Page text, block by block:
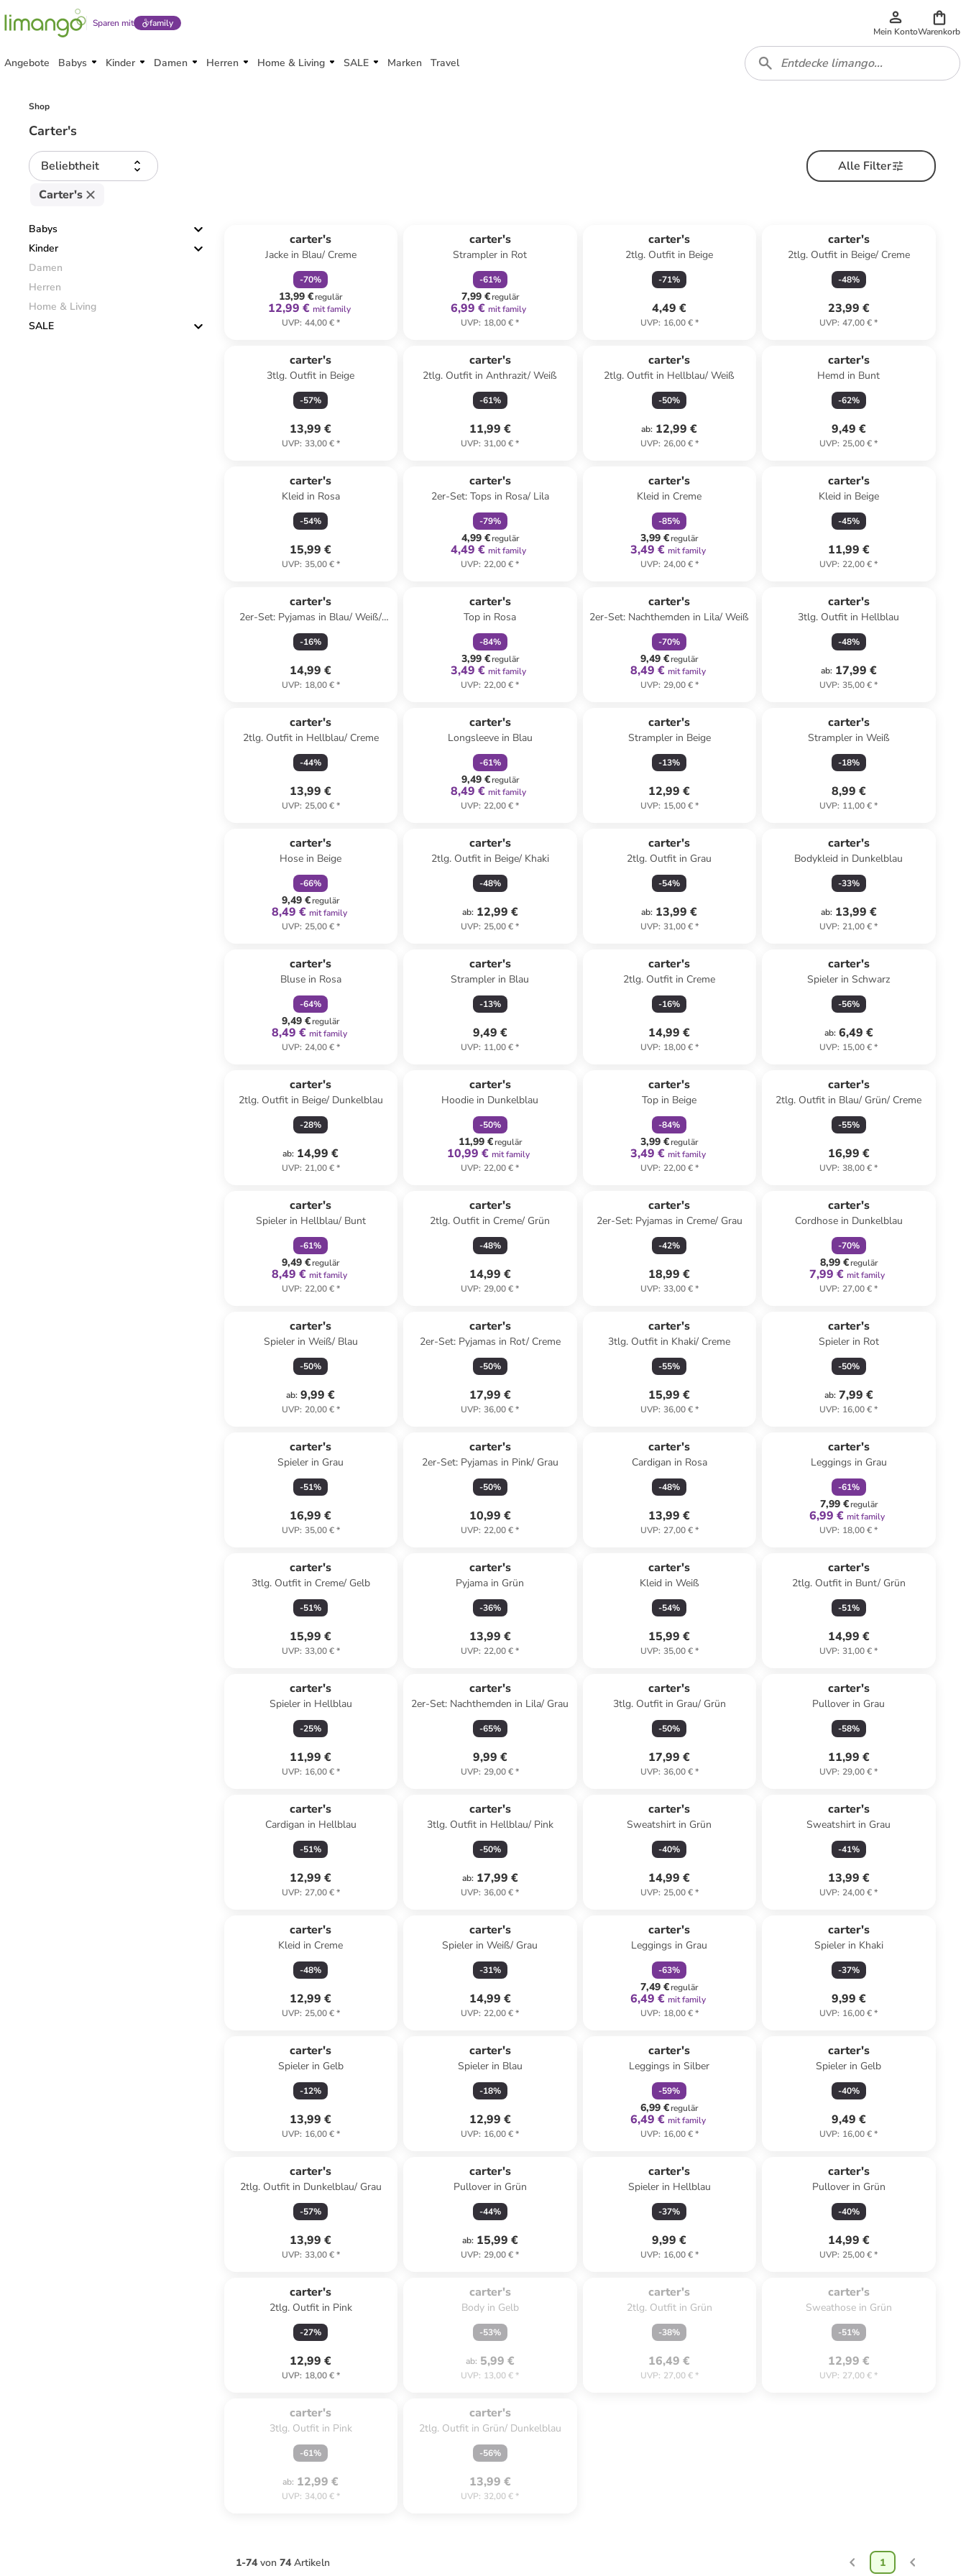
Sparen mit family
Mein KontoWarenkorb
Angebote Babys Kinder Damen Herren Home & Living SALE Marken Travel
Shop
Carter's
Beliebtheit
Alle Filter
Carter's
Babys
Kinder
Damen
Herren
Home & Living
SALE
carter's
Jacke in Blau/ Creme
-70%
13,99 €regulär
12,99 € mit family
UVP: 44,00 €*
carter's
Strampler in Rot
-61%
7,99 €regulär
6,99 € mit family
UVP: 18,00 €*
carter's
2tlg. Outfit in Beige
-71%
4,49 €
UVP: 16,00 €*
carter's
2tlg. Outfit in Beige/ Creme
-48%
23,99 €
UVP: 47,00 €*
carter's
3tlg. Outfit in Beige
-57%
13,99 €
UVP: 33,00 €*
carter's
2tlg. Outfit in Anthrazit/ Weiß
-61%
11,99 €
UVP: 31,00 €*
carter's
2tlg. Outfit in Hellblau/ Weiß
-50%
ab: 12,99 €
UVP: 26,00 €*
carter's
Hemd in Bunt
-62%
9,49 €
UVP: 25,00 €*
carter's
Kleid in Rosa
-54%
15,99 €
UVP: 35,00 €*
carter's
2er-Set: Tops in Rosa/ Lila
-79%
4,99 €regulär
4,49 € mit family
UVP: 22,00 €*
carter's
Kleid in Creme
-85%
3,99 €regulär
3,49 € mit family
UVP: 24,00 €*
carter's
Kleid in Beige
-45%
11,99 €
UVP: 22,00 €*
carter's
2er-Set: Pyjamas in Blau/ Weiß/
Bunt
-16%
14,99 €
UVP: 18,00 €*
carter's
Top in Rosa
-84%
3,99 €regulär
3,49 € mit family
UVP: 22,00 €*
carter's
2er-Set: Nachthemden in Lila/ Weiß
-70%
9,49 €regulär
8,49 € mit family
UVP: 29,00 €*
carter's
3tlg. Outfit in Hellblau
-48%
ab: 17,99 €
UVP: 35,00 €*
carter's
2tlg. Outfit in Hellblau/ Creme
-44%
13,99 €
UVP: 25,00 €*
carter's
Longsleeve in Blau
-61%
9,49 €regulär
8,49 € mit family
UVP: 22,00 €*
carter's
Strampler in Beige
-13%
12,99 €
UVP: 15,00 €*
carter's
Strampler in Weiß
-18%
8,99 €
UVP: 11,00 €*
carter's
Hose in Beige
-66%
9,49 €regulär
8,49 € mit family
UVP: 25,00 €*
carter's
2tlg. Outfit in Beige/ Khaki
-48%
ab: 12,99 €
UVP: 25,00 €*
carter's
2tlg. Outfit in Grau
-54%
ab: 13,99 €
UVP: 31,00 €*
carter's
Bodykleid in Dunkelblau
-33%
ab: 13,99 €
UVP: 21,00 €*
carter's
Bluse in Rosa
-64%
9,49 €regulär
8,49 € mit family
UVP: 24,00 €*
carter's
Strampler in Blau
-13%
9,49 €
UVP: 11,00 €*
carter's
2tlg. Outfit in Creme
-16%
14,99 €
UVP: 18,00 €*
carter's
Spieler in Schwarz
-56%
ab: 6,49 €
UVP: 15,00 €*
carter's
2tlg. Outfit in Beige/ Dunkelblau
-28%
ab: 14,99 €
UVP: 21,00 €*
carter's
Hoodie in Dunkelblau
-50%
11,99 €regulär
10,99 € mit family
UVP: 22,00 €*
carter's
Top in Beige
-84%
3,99 €regulär
3,49 € mit family
UVP: 22,00 €*
carter's
2tlg. Outfit in Blau/ Grün/ Creme
-55%
16,99 €
UVP: 38,00 €*
carter's
Spieler in Hellblau/ Bunt
-61%
9,49 €regulär
8,49 € mit family
UVP: 22,00 €*
carter's
2tlg. Outfit in Creme/ Grün
-48%
14,99 €
UVP: 29,00 €*
carter's
2er-Set: Pyjamas in Creme/ Grau
-42%
18,99 €
UVP: 33,00 €*
carter's
Cordhose in Dunkelblau
-70%
8,99 €regulär
7,99 € mit family
UVP: 27,00 €*
carter's
Spieler in Weiß/ Blau
-50%
ab: 9,99 €
UVP: 20,00 €*
carter's
2er-Set: Pyjamas in Rot/ Creme
-50%
17,99 €
UVP: 36,00 €*
carter's
3tlg. Outfit in Khaki/ Creme
-55%
15,99 €
UVP: 36,00 €*
carter's
Spieler in Rot
-50%
ab: 7,99 €
UVP: 16,00 €*
carter's
Spieler in Grau
-51%
16,99 €
UVP: 35,00 €*
carter's
2er-Set: Pyjamas in Pink/ Grau
-50%
10,99 €
UVP: 22,00 €*
carter's
Cardigan in Rosa
-48%
13,99 €
UVP: 27,00 €*
carter's
Leggings in Grau
-61%
7,99 €regulär
6,99 € mit family
UVP: 18,00 €*
carter's
3tlg. Outfit in Creme/ Gelb
-51%
15,99 €
UVP: 33,00 €*
carter's
Pyjama in Grün
-36%
13,99 €
UVP: 22,00 €*
carter's
Kleid in Weiß
-54%
15,99 €
UVP: 35,00 €*
carter's
2tlg. Outfit in Bunt/ Grün
-51%
14,99 €
UVP: 31,00 €*
carter's
Spieler in Hellblau
-25%
11,99 €
UVP: 16,00 €*
carter's
2er-Set: Nachthemden in Lila/ Grau
-65%
9,99 €
UVP: 29,00 €*
carter's
3tlg. Outfit in Grau/ Grün
-50%
17,99 €
UVP: 36,00 €*
carter's
Pullover in Grau
-58%
11,99 €
UVP: 29,00 €*
carter's
Cardigan in Hellblau
-51%
12,99 €
UVP: 27,00 €*
carter's
3tlg. Outfit in Hellblau/ Pink
-50%
ab: 17,99 €
UVP: 36,00 €*
carter's
Sweatshirt in Grün
-40%
14,99 €
UVP: 25,00 €*
carter's
Sweatshirt in Grau
-41%
13,99 €
UVP: 24,00 €*
carter's
Kleid in Creme
-48%
12,99 €
UVP: 25,00 €*
carter's
Spieler in Weiß/ Grau
-31%
14,99 €
UVP: 22,00 €*
carter's
Leggings in Grau
-63%
7,49 €regulär
6,49 € mit family
UVP: 18,00 €*
carter's
Spieler in Khaki
-37%
9,99 €
UVP: 16,00 €*
carter's
Spieler in Gelb
-12%
13,99 €
UVP: 16,00 €*
carter's
Spieler in Blau
-18%
12,99 €
UVP: 16,00 €*
carter's
Leggings in Silber
-59%
6,99 €regulär
6,49 € mit family
UVP: 16,00 €*
carter's
Spieler in Gelb
-40%
9,49 €
UVP: 16,00 €*
carter's
2tlg. Outfit in Dunkelblau/ Grau
-57%
13,99 €
UVP: 33,00 €*
carter's
Pullover in Grün
-44%
ab: 15,99 €
UVP: 29,00 €*
carter's
Spieler in Hellblau
-37%
9,99 €
UVP: 16,00 €*
carter's
Pullover in Grün
-40%
14,99 €
UVP: 25,00 €*
carter's
2tlg. Outfit in Pink
-27%
12,99 €
UVP: 18,00 €*
carter's
Body in Gelb
-53%
ab: 5,99 €
UVP: 13,00 €*
carter's
2tlg. Outfit in Grün
-38%
16,49 €
UVP: 27,00 €*
carter's
Sweathose in Grün
-51%
12,99 €
UVP: 27,00 €*
carter's
3tlg. Outfit in Pink
-61%
ab: 12,99 €
UVP: 34,00 €*
carter's
2tlg. Outfit in Grün/ Dunkelblau
-56%
13,99 €
UVP: 32,00 €*
1-74 von 74 Artikeln 1